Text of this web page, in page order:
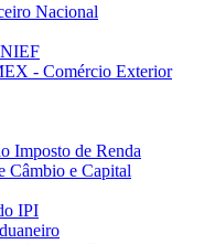
Nacional
- Comércio Exterior
Imposto de Renda
Câmbio e Capital
IPI